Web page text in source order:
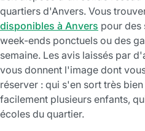
quartiers d'Anvers. Vous
disponibles à Anvers pour des
week-ends ponctuels ou des
semaine. Les avis laissés par
vous donnent l'image dont
réserver : qui s'en sort très
facilement plusieurs enfants,
écoles du quartier.